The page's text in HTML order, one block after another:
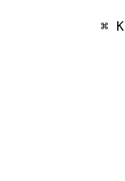
⌘ K